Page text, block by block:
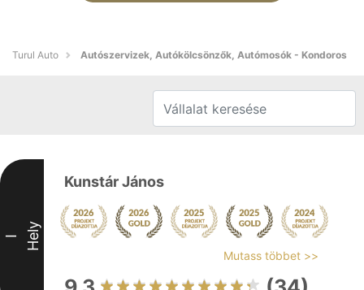
Turul Auto Autószervizek, Autókölcsönzők, Autómosók - Kondoros
I Hely
Kunstár János
Mutass többet >>